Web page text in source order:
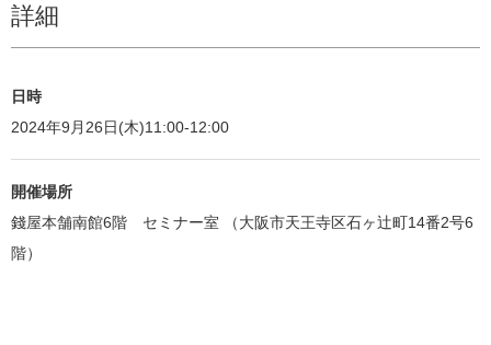
詳細
日時
2024年9月26日(木)11:00-12:00
開催場所
錢屋本舗南館6階 セミナー室 （大阪市天王寺区石ヶ辻町14番2号6
階）